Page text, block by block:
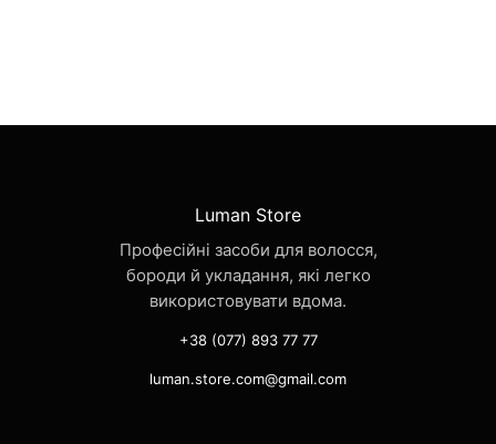
Luman Store
Професійні засоби для волосся,
бороди й укладання, які легко
використовувати вдома.
+38 (077) 893 77 77
luman.store.com@gmail.com